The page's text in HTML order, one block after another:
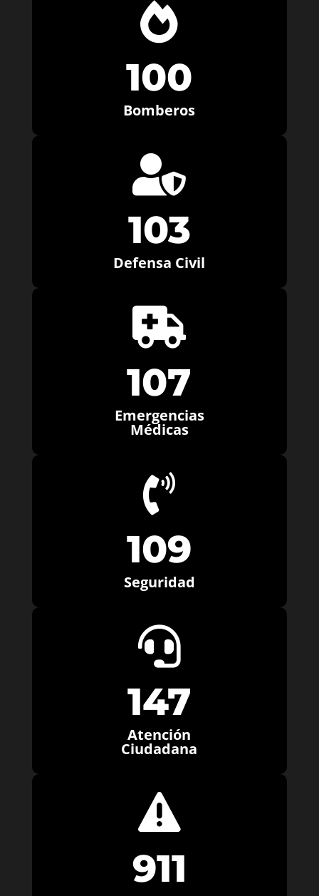

100
Bomberos

103
Defensa Civil

107
Emergencias
Médicas

109
Seguridad

147
Atención
Ciudadana

911